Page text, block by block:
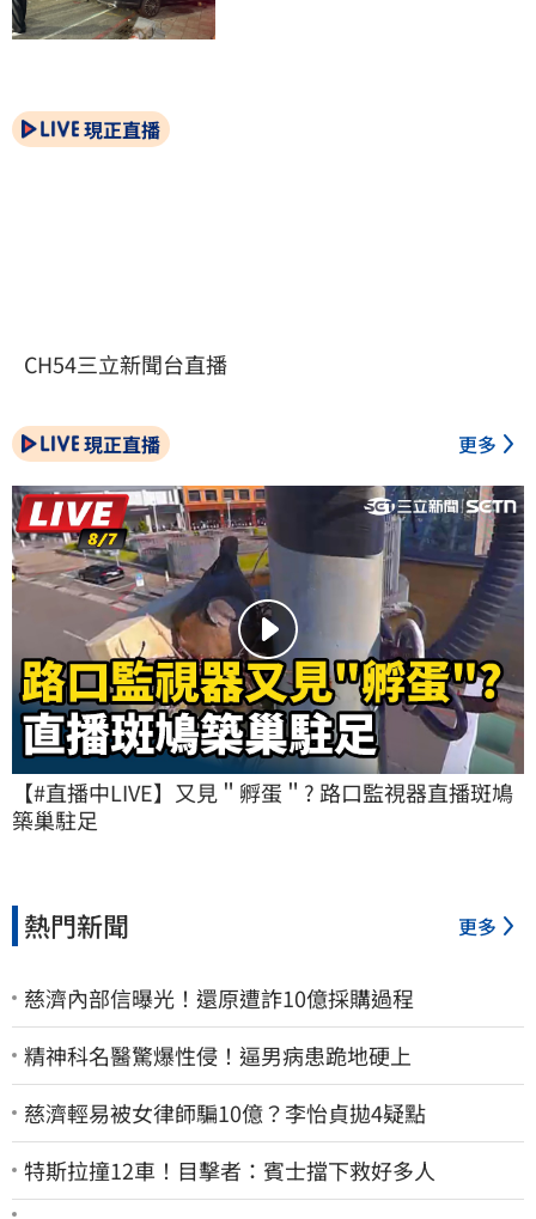
現正直播
CH54三立新聞台直播
現正直播 更多
【#直播中LIVE】又見＂孵蛋＂? 路口監視器直播斑鳩
築巢駐足
熱門新聞 更多
慈濟內部信曝光！還原遭詐10億採購過程
精神科名醫驚爆性侵！逼男病患跪地硬上
慈濟輕易被女律師騙10億？李怡貞拋4疑點
特斯拉撞12車！目擊者：賓士擋下救好多人